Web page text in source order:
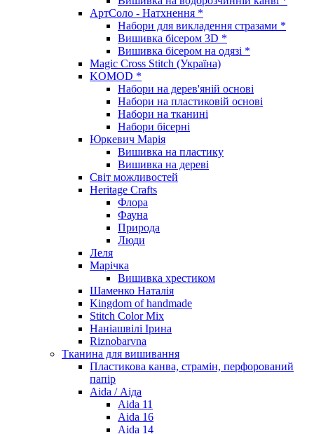
АртСоло - Натхнення *
Набори для викладення стразами *
Вишивка бісером 3D *
Вишивка бісером на одязі *
Magic Cross Stitch (Україна)
KOMOD *
Набори на дерев'яній основі
Набори на пластиковій основі
Набори на тканині
Набори бісерні
Юркевич Марія
Вишивка на пластику
Вишивка на дереві
Світ можливостей
Heritage Crafts
Флора
Фауна
Природа
Люди
Леля
Марічка
Вишивка хрестиком
Шаменко Наталія
Kingdom of handmade
Stitch Color Mix
Наніашвілі Ірина
Riznobarvna
Тканина для вишивання
Пластикова канва, страмін, перфорований
папір
Aida / Аіда
Aida 11
Aida 16
Aida 14